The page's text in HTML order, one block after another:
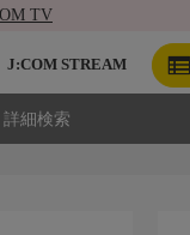
TV
J:COM STREAM
詳細検索